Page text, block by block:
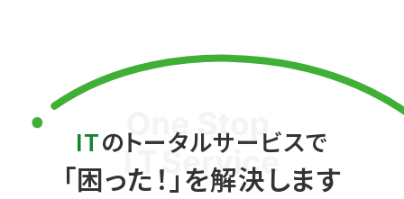
ITのトータルサービスで
「困った！」を解決します